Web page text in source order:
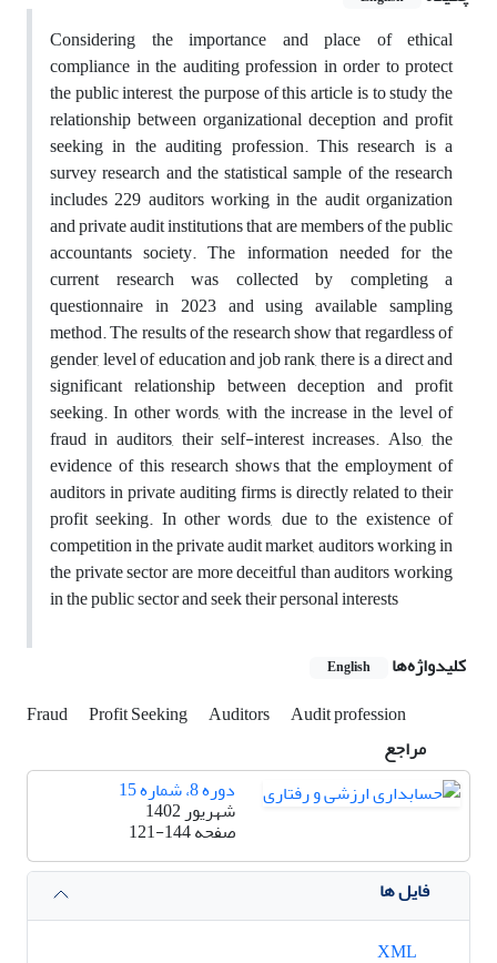
Considering the importance and place of ethical
compliance in the auditing profession in order to protect
the public interest, the purpose of this article is to study the
relationship between organizational deception and profit
seeking in the auditing profession. This research is a
survey research and the statistical sample of the research
includes 229 auditors working in the audit organization
and private audit institutions that are members of the public
accountants society. The information needed for the
current research was collected by completing a
questionnaire in 2023and using available sampling
method. The results of the research show that regardless of
gender, level of education and job rank, there is a direct and
significant relationship between deception and profit
seeking. In other words, with the increase in the level of
fraud in auditors, their self-interest increases. Also, the
evidence of this research shows that the employment of
auditors in private auditing firms is directly related to their
profit seeking. In other words, due to the existence of
competition in the private audit market, auditors working in
the private sector are more deceitful than auditors working
in the public sector and seek their personal interests
کلیدواژه‌ها
English
Fraud Profit Seeking Auditors
Audit profession
مراجع
دوره 8، شماره 15
شهریور 1402
صفحه121-144
فایل ها